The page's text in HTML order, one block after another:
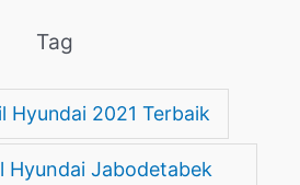
Tag
Hyundai 2021 Terbaik
Hyundai Jabodetabek